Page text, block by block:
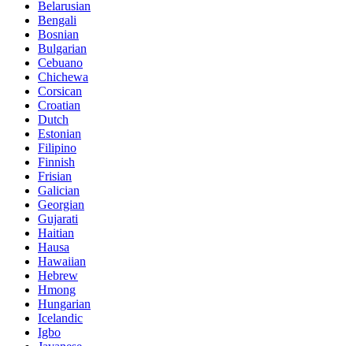
Belarusian
Bengali
Bosnian
Bulgarian
Cebuano
Chichewa
Corsican
Croatian
Dutch
Estonian
Filipino
Finnish
Frisian
Galician
Georgian
Gujarati
Haitian
Hausa
Hawaiian
Hebrew
Hmong
Hungarian
Icelandic
Igbo